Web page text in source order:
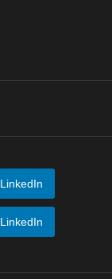
LinkedIn
LinkedIn